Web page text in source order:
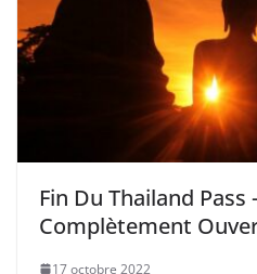
Fin Du Thailand Pass
Complètement
17 octobre 2022